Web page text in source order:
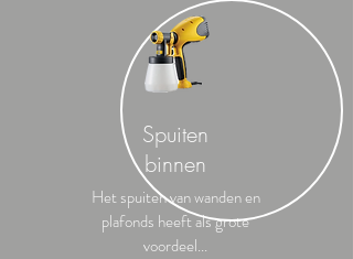
Spuiten
binnen
Het spuiten van wanden en
plafonds heeft als grote
voordeel...